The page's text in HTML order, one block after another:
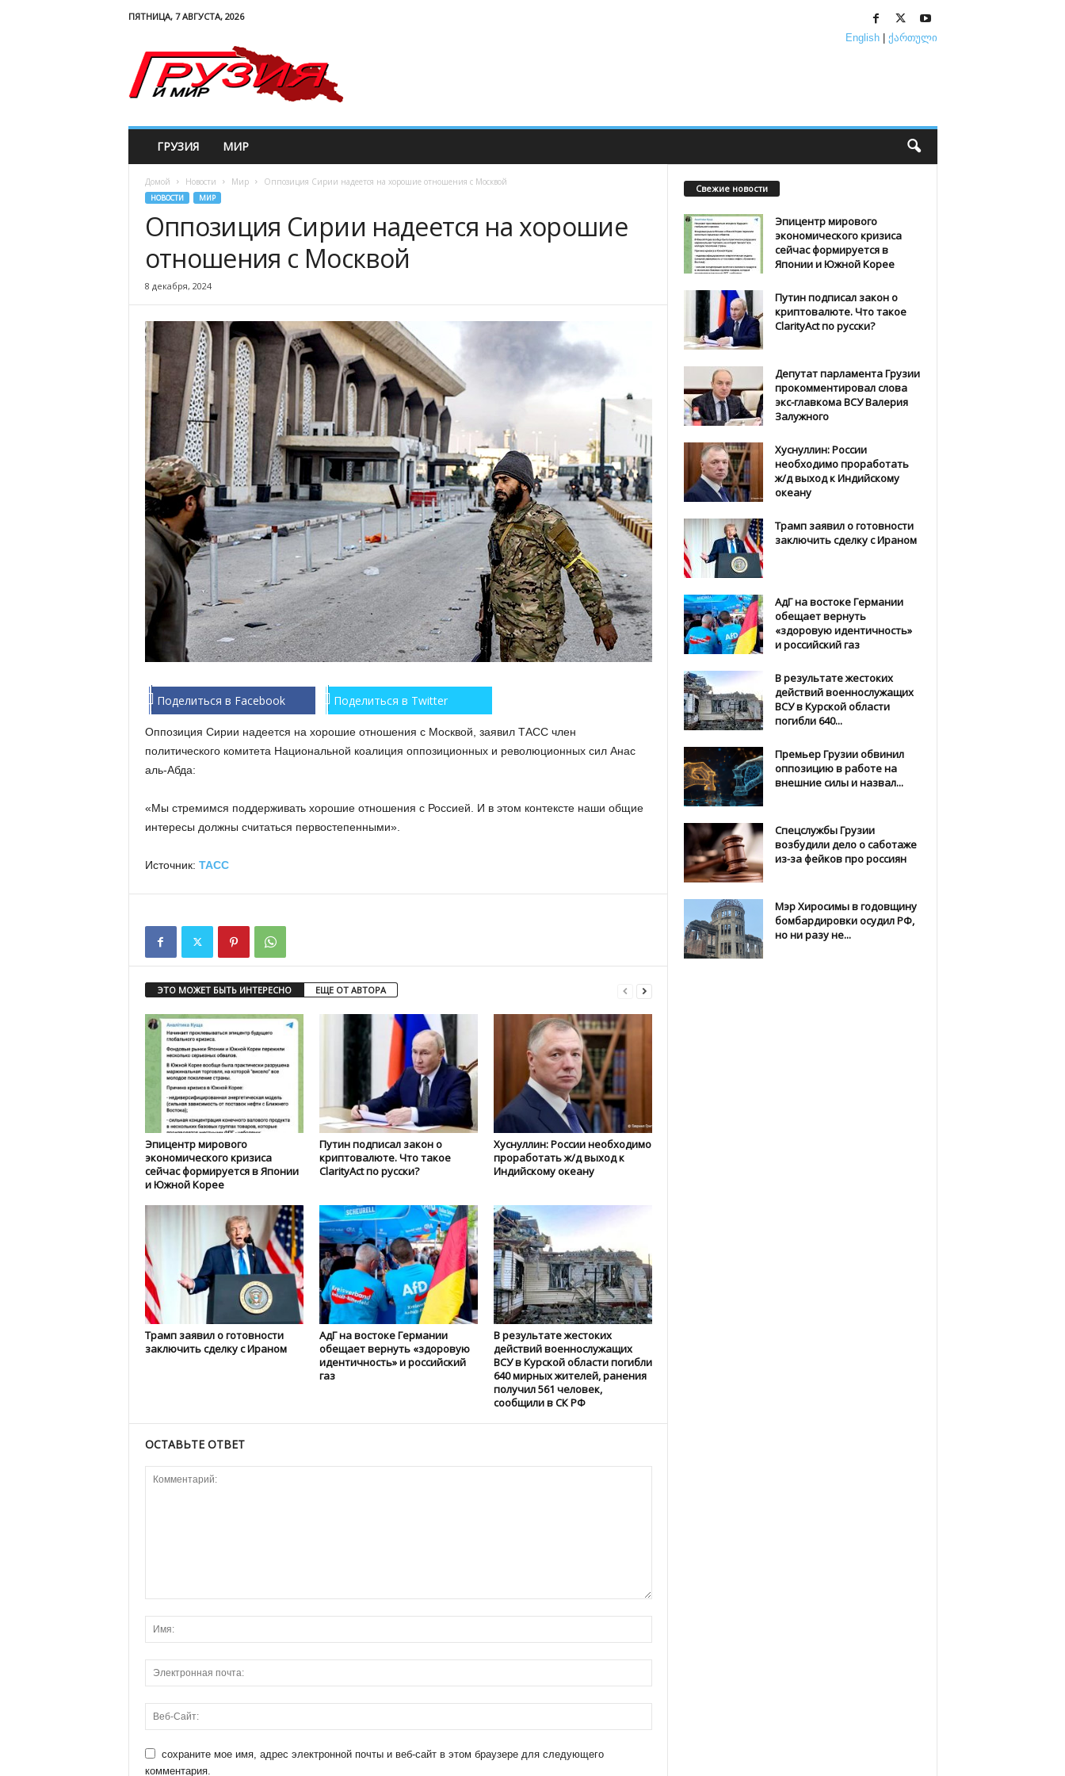
ПЯТНИЦА, 7 АВГУСТА, 2026
o
English| ქართული
ГРУЗИЯ МИР
Домой Новости Мир Оппозиция Сирии надеется на хорошие отношения с Москвой
НОВОСТИ МИР
Оппозиция Сирии надеется на хорошие
отношения с Москвой
8 декабря, 2024
Поделиться в Facebook Поделиться в Twitter
Оппозиция Сирии надеется на хорошие отношения с Москвой, заявил ТАСС член
политического комитета Национальной коалиция оппозиционных и революционных сил Анас
аль-Абда:
«Мы стремимся поддерживать хорошие отношения с Россией. И в этом контексте наши общие
интересы должны считаться первостепенными».
Источник: ТАСС
ЭТО МОЖЕТ БЫТЬ ИНТЕРЕСНО ЕЩЕ ОТ АВТОРА
Эпицентр мирового
экономического кризиса
сейчас формируется в Японии
и Южной Корее
Путин подписал закон о
криптовалюте. Что такое
ClarityAct по русски?
Хуснуллин: России необходимо
проработать ж/д выход к
Индийскому океану
Трамп заявил о готовности
заключить сделку с Ираном
АдГ на востоке Германии
обещает вернуть «здоровую
идентичность» и российский
газ
В результате жестоких
действий военнослужащих
ВСУ в Курской области погибли
640 мирных жителей, ранения
получил 561 человек,
сообщили в СК РФ
ОСТАВЬТЕ ОТВЕТ
сохраните мое имя, адрес электронной почты и веб-сайт в этом браузере для следующего
комментария.
Свежие новости
Эпицентр мирового
экономического кризиса
сейчас формируется в
Японии и Южной Корее
Путин подписал закон о
криптовалюте. Что такое
ClarityAct по русски?
Депутат парламента Грузии
прокомментировал слова
экс-главкома ВСУ Валерия
Залужного
Хуснуллин: России
необходимо проработать
ж/д выход к Индийскому
океану
Трамп заявил о готовности
заключить сделку с Ираном
АдГ на востоке Германии
обещает вернуть
«здоровую идентичность»
и российский газ
В результате жестоких
действий военнослужащих
ВСУ в Курской области
погибли 640...
Премьер Грузии обвинил
оппозицию в работе на
внешние силы и назвал...
Спецслужбы Грузии
возбудили дело о саботаже
из-за фейков про россиян
Мэр Хиросимы в годовщину
бомбардировки осудил РФ,
но ни разу не...